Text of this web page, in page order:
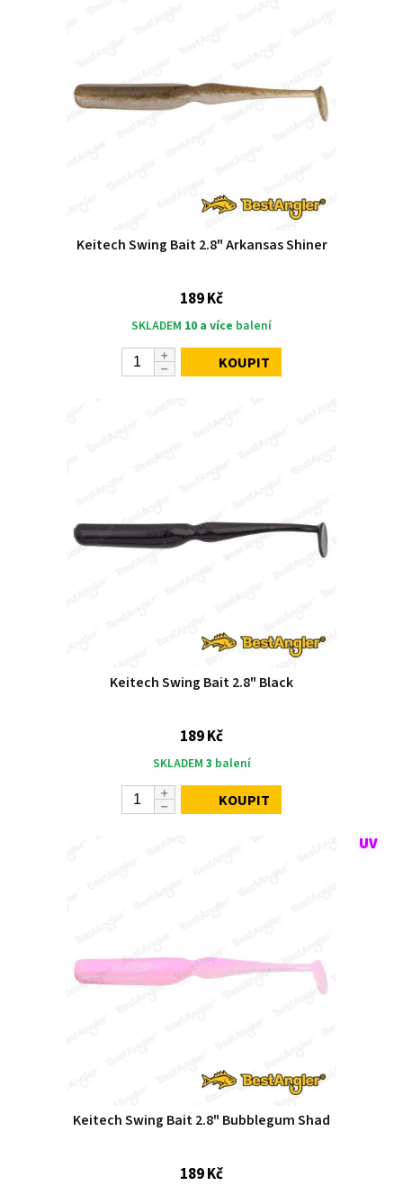
Keitech Swing Bait 2.8" Arkansas Shiner
189 Kč
SKLADEM 10 a více balení
KOUPIT
Keitech Swing Bait 2.8" Black
189 Kč
SKLADEM 3 balení
KOUPIT
Keitech Swing Bait 2.8" Bubblegum Shad
189 Kč